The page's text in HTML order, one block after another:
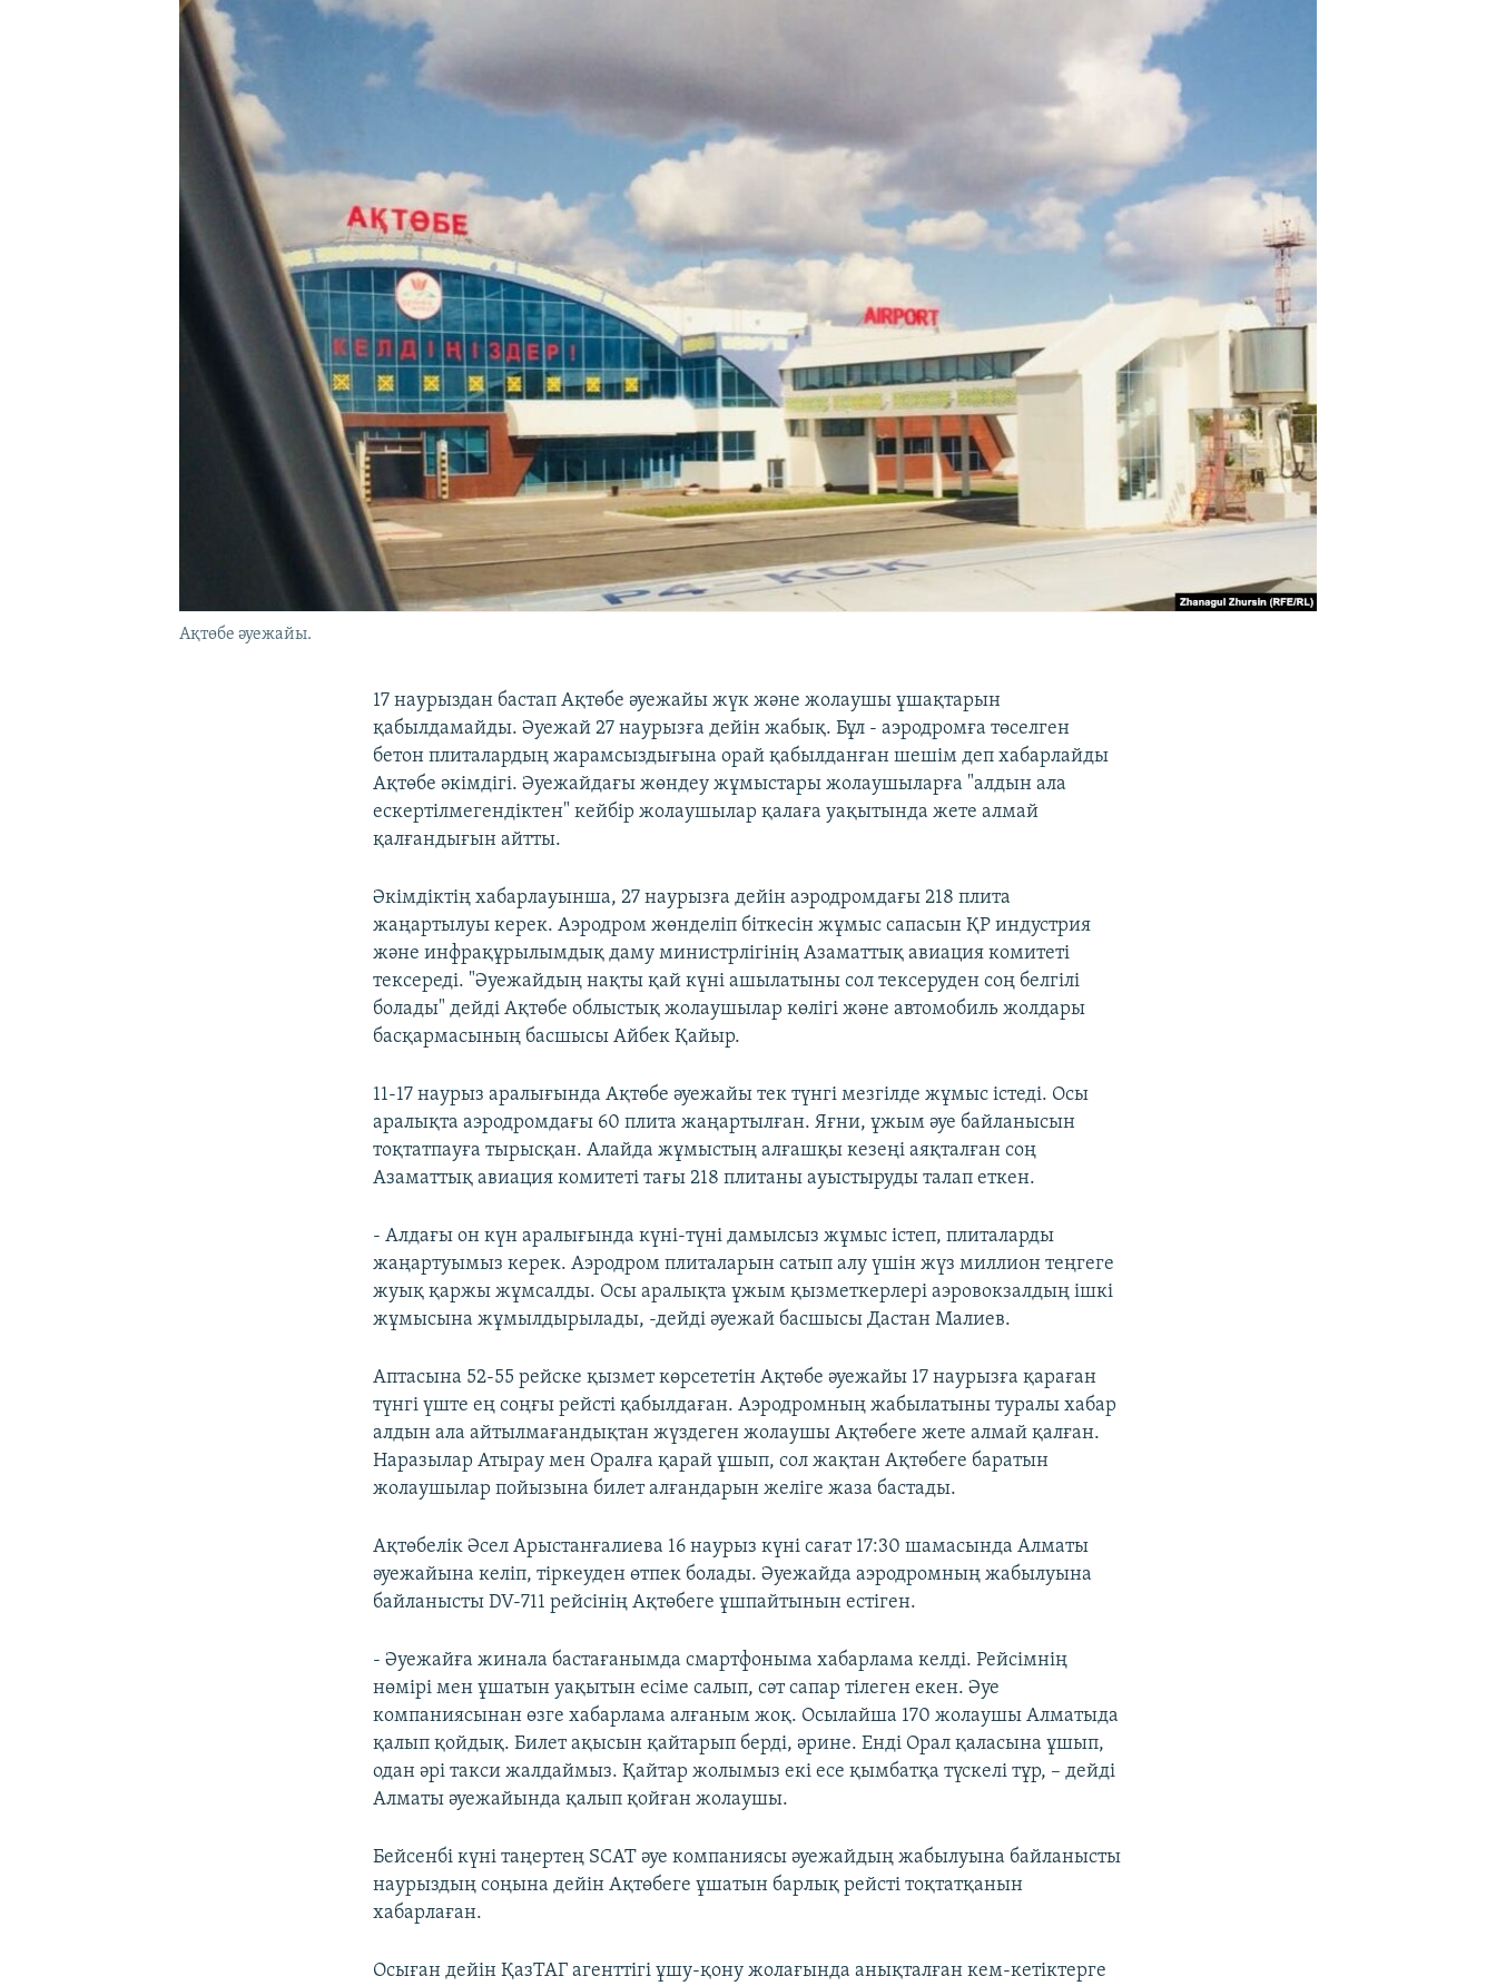
Ақтөбе әуежайы.
17 наурыздан бастап Ақтөбе әуежайы жүк және жолаушы ұшақтарын
қабылдамайды. Әуежай 27 наурызға дейін жабық. Бұл - аэродромға төселген
бетон плиталардың жарамсыздығына орай қабылданған шешім деп хабарлайды
Ақтөбе әкімдігі. Әуежайдағы жөндеу жұмыстары жолаушыларға "алдын ала
ескертілмегендіктен" кейбір жолаушылар қалаға уақытында жете алмай
қалғандығын айтты.
Әкімдіктің хабарлауынша, 27 наурызға дейін аэродромдағы 218 плита
жаңартылуы керек. Аэродром жөнделіп біткесін жұмыс сапасын ҚР индустрия
және инфрақұрылымдық даму министрлігінің Азаматтық авиация комитеті
тексереді. "Әуежайдың нақты қай күні ашылатыны сол тексеруден соң белгілі
болады" дейді Ақтөбе облыстық жолаушылар көлігі және автомобиль жолдары
басқармасының басшысы Айбек Қайыр.
11-17 наурыз аралығында Ақтөбе әуежайы тек түнгі мезгілде жұмыс істеді. Осы
аралықта аэродромдағы 60 плита жаңартылған. Яғни, ұжым әуе байланысын
тоқтатпауға тырысқан. Алайда жұмыстың алғашқы кезеңі аяқталған соң
Азаматтық авиация комитеті тағы 218 плитаны ауыстыруды талап еткен.
- Алдағы он күн аралығында күні-түні дамылсыз жұмыс істеп, плиталарды
жаңартуымыз керек. Аэродром плиталарын сатып алу үшін жүз миллион теңгеге
жуық қаржы жұмсалды. Осы аралықта ұжым қызметкерлері аэровокзалдың ішкі
жұмысына жұмылдырылады, -дейді әуежай басшысы Дастан Малиев.
Аптасына 52-55 рейске қызмет көрсететін Ақтөбе әуежайы 17 наурызға қараған
түнгі үште ең соңғы рейсті қабылдаған. Аэродромның жабылатыны туралы хабар
алдын ала айтылмағандықтан жүздеген жолаушы Ақтөбеге жете алмай қалған.
Наразылар Атырау мен Оралға қарай ұшып, сол жақтан Ақтөбеге баратын
жолаушылар пойызына билет алғандарын желіге жаза бастады.
Ақтөбелік Әсел Арыстанғалиева 16 наурыз күні сағат 17:30 шамасында Алматы
әуежайына келіп, тіркеуден өтпек болады. Әуежайда аэродромның жабылуына
байланысты DV-711 рейсінің Ақтөбеге ұшпайтынын естіген.
- Әуежайға жинала бастағанымда смартфоныма хабарлама келді. Рейсімнің
нөмірі мен ұшатын уақытын есіме салып, сәт сапар тілеген екен. Әуе
компаниясынан өзге хабарлама алғаным жоқ. Осылайша 170 жолаушы Алматыда
қалып қойдық. Билет ақысын қайтарып берді, әрине. Енді Орал қаласына ұшып,
одан әрі такси жалдаймыз. Қайтар жолымыз екі есе қымбатқа түскелі тұр, – дейді
Алматы әуежайында қалып қойған жолаушы.
Бейсенбі күні таңертең SСAT әуе компаниясы әуежайдың жабылуына байланысты
наурыздың соңына дейін Ақтөбеге ұшатын барлық рейсті тоқтатқанын
хабарлаған.
Осыған дейін ҚазТАГ агенттігі ұшу-қону жолағында анықталған кем-кетіктерге